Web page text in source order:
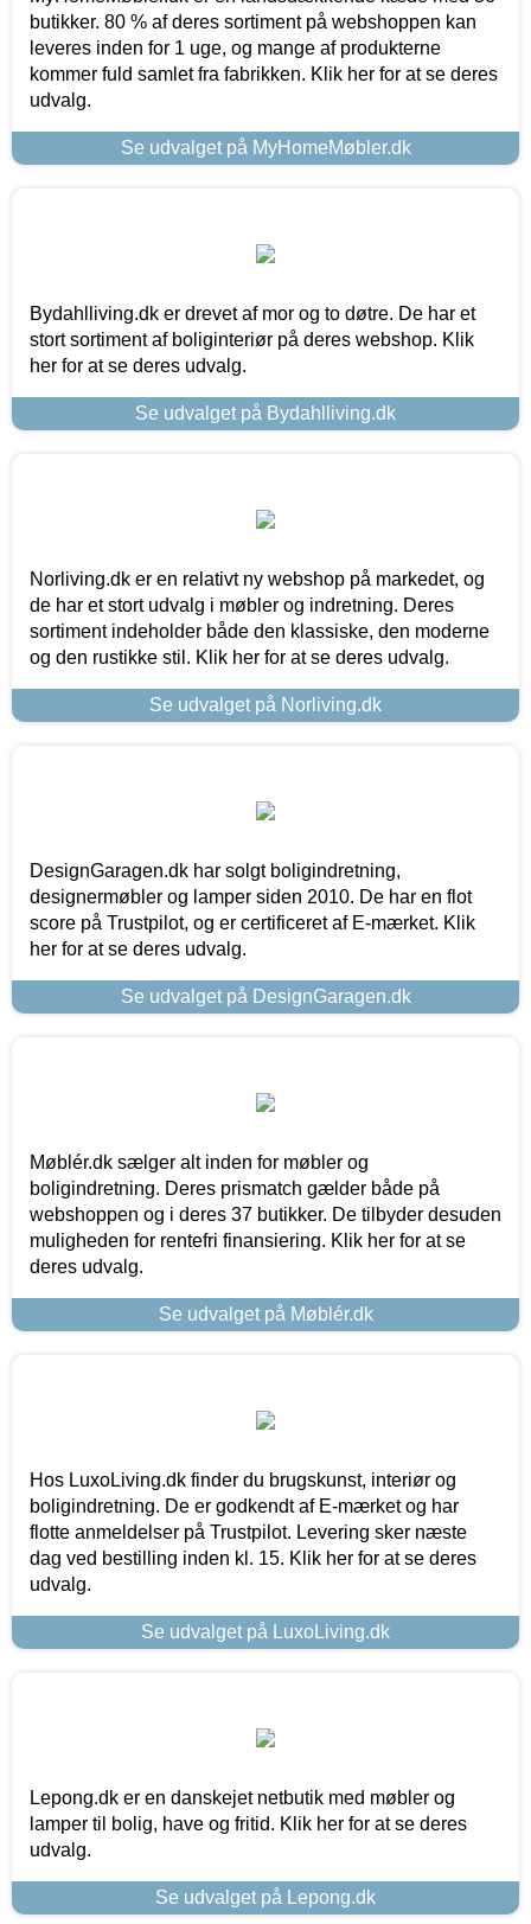
butikker. 80 % af deres sortiment på webshoppen kan
leveres inden for 1 uge, og mange af produkterne
kommer fuld samlet fra fabrikken. Klik her for at se deres
udvalg.
Se udvalget på MyHomeMøbler.dk
Bydahlliving.dk er drevet af mor og to døtre. De har et
stort sortiment af boliginteriør på deres webshop. Klik
her for at se deres udvalg.
Se udvalget på Bydahlliving.dk
Norliving.dk er en relativt ny webshop på markedet, og
de har et stort udvalg i møbler og indretning. Deres
sortiment indeholder både den klassiske, den moderne
og den rustikke stil. Klik her for at se deres udvalg.
Se udvalget på Norliving.dk
DesignGaragen.dk har solgt boligindretning,
designermøbler og lamper siden 2010. De har en flot
score på Trustpilot, og er certificeret af E-mærket. Klik
her for at se deres udvalg.
Se udvalget på DesignGaragen.dk
Møblér.dk sælger alt inden for møbler og
boligindretning. Deres prismatch gælder både på
webshoppen og i deres 37 butikker. De tilbyder desuden
muligheden for rentefri finansiering. Klik her for at se
deres udvalg.
Se udvalget på Møblér.dk
Hos LuxoLiving.dk finder du brugskunst, interiør og
boligindretning. De er godkendt af E-mærket og har
flotte anmeldelser på Trustpilot. Levering sker næste
dag ved bestilling inden kl. 15. Klik her for at se deres
udvalg.
Se udvalget på LuxoLiving.dk
Lepong.dk er en danskejet netbutik med møbler og
lamper til bolig, have og fritid. Klik her for at se deres
udvalg.
Se udvalget på Lepong.dk